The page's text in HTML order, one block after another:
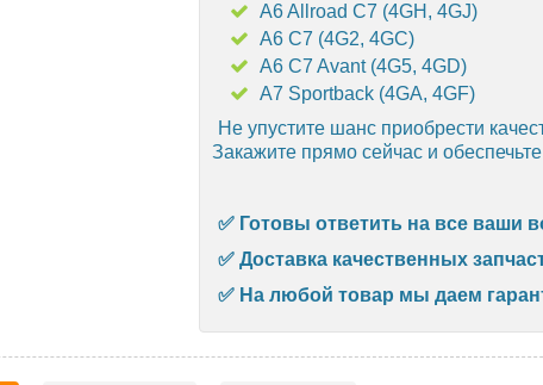
A6 Allroad C7 (4GH, 4GJ)
A6 C7 (4G2, 4GC)
A6 C7 Avant (4G5, 4GD)
A7 Sportback (4GA, 4GF)
Не упустите шанс приобрести
Закажите прямо сейчас и
✅ Готовы ответить на все ваши
✅ Доставка качественных
✅ На любой товар мы даем